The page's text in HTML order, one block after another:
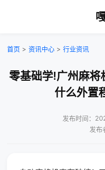
首页 > 资讯中心 > 行业资讯
零基础学!广州麻将
什么外置
发布时间：
发布